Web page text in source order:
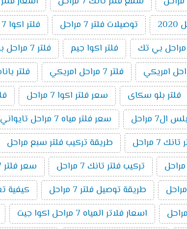
توصيلات فلتر 7 مراحل فلتر اكوا 7 مراحل
فلتر اكوا جيم فلتر 7 مراحل بخزان
فلتر 7 مراحل امريكي فلتر
فلتر بلو سكاى سعر فلتر اكوا 7 مراحل
سعر فلتر مياه 7 مراحل تايواني
مراحل
طريقة تركيب فلتر سبع مراحل
تركيب فلتر تانك 7 مراحل سعر فلتر 7 مراحل
طريقة توصيل فلتر 7 مراحل كيفية
اسعار فلاتر المياه 7 مراحل اكوا جيت